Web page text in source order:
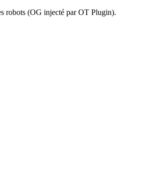
robots (OG injecté par OT Plugin).